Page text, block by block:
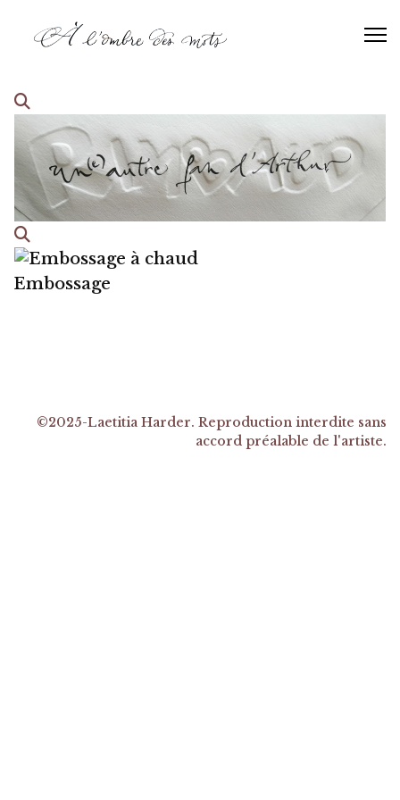
Embossage
©2025-Laetitia Harder. Reproduction interdite sans
accord préalable de l'artiste.